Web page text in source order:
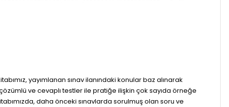
kitabımız, yayımlanan sınav ilanındaki konular baz alınarak
ve cevaplı testler ile pratiğe ilişkin çok sayıda örneğe
daha önceki sınavlarda sorulmuş olan soru ve